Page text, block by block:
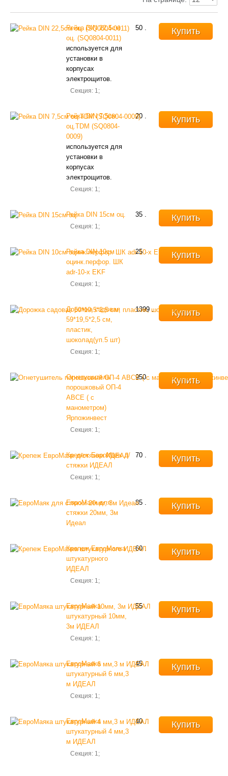
НАШИ ПРОЕКТЫ
Рейка DIN 22,5см
оц. (SQ0804-0011)
используется для
установки в
корпусах
электрощитов.
Секция: 1;
50 . Купить
Рейка DIN 7,5см
оц.ТDM (SQ0804-
0009)
используется для
установки в
корпусах
электрощитов.
Секция: 1;
20 . Купить
Рейка DIN 15см оц.
Секция: 1;
35 . Купить
Рейка DIN 10см
оцинк.перфор. ШК
adr-10-x EKF
Секция: 1;
25 . Купить
Дорожка садовая
59*19,5*2,5 см,
пластик,
шоколад(уп.5 шт)
Секция: 1;
1399 . Купить
Огнетушитель
порошковый ОП-4
АВСЕ ( с
манометром)
Ярпожинвест
Секция: 1;
950 . Купить
Крепеж ЕвроМаяк д/
стяжки ИДЕАЛ
Секция: 1;
70 . Купить
ЕвроМаяк для
стяжки 20мм, 3м
Идеал
85 . Купить
Крепеж ЕвроМаяка
штукатурного
ИДЕАЛ
Секция: 1;
60 . Купить
ЕвроМаяка
штукатурный 10мм,
3м ИДЕАЛ
Секция: 1;
55 . Купить
ЕвроМаяка
штукатурный 6 мм,3
м ИДЕАЛ
Секция: 1;
45 . Купить
ЕвроМаяка
штукатурный 4 мм,3
м ИДЕАЛ
Секция: 1;
40 . Купить